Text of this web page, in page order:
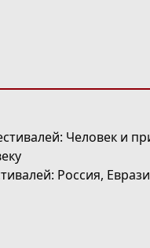
Человек и
Россия,